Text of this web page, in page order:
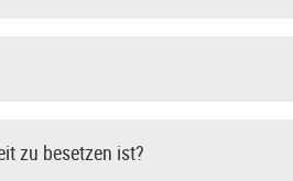
zu besetzen ist?